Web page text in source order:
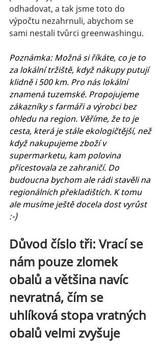
odhadovat, a tak jsme toto do
výpočtu nezahrnuli, abychom se
sami nestali tvůrci greenwashingu.
Poznámka: Možná si říkáte, co je to
za lokální tržiště, když nákupy putují
klidně i 500 km. Pro nás lokální
znamená tuzemské. Propojujeme
zákazníky s farmáři a výrobci bez
ohledu na region. Věříme, že to je
cesta, která je stále ekologičtější, než
když nakupujeme zboží v
supermarketu, kam polovina
přicestovala ze zahraničí. Do
budoucna bychom ale rádi stavěli na
regionálních překladištích. K tomu
ale musíme ještě docela dost vyrůst
:-)
Důvod číslo tři: Vrací se
nám pouze zlomek
obalů a většina navíc
nevratná, čím se
uhlíková stopa vratných
obalů velmi zvyšuje